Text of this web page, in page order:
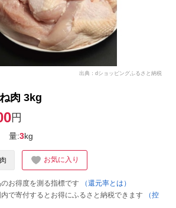
出典：dショッピングふるさと納税
肉 3kg
円
量:3kg
肉 お気に入り
お得度を測る指標です
（還元率とは）
で寄付するとお得にふるさと納税できます
（控